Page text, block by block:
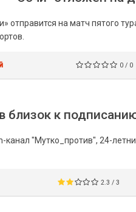
отправится на матч пятого
0 / 0
близок к
канал "Мутко_против", 24-
2.3 / 3